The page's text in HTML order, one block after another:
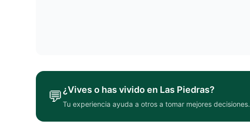
💬¿Vives o has vivido en Las Piedras?
Tu experiencia ayuda a otros a tomar mejores decisiones.